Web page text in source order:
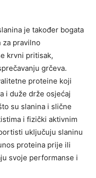
je također bogata
za pravilno
krvni pritisak,
grčeva.
proteine koji
i duže drže osjećaj
su slanina i slične
i fizički aktivnim
uključuju slaninu
proteina prije ili
svoje performanse i